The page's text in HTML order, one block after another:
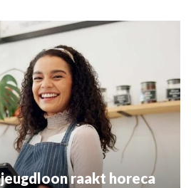
raakt horeca